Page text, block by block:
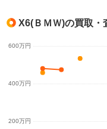
X6(ＢＭＷ)の買取・